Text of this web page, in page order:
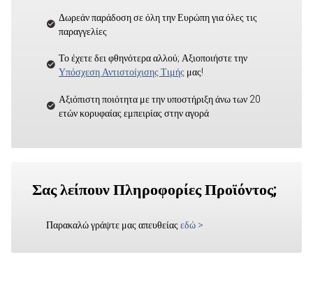
Δωρεάν παράδοση σε όλη την Ευρώπη για όλες τις
παραγγελίες
Το έχετε δει φθηνότερα αλλού; Αξιοποιήστε την
Υπόσχεση Αντιστοίχισης Τιμής μας!
Αξιόπιστη ποιότητα με την υποστήριξη άνω των 20
ετών κορυφαίας εμπειρίας στην αγορά
Σας λείπουν Πληροφορίες Προϊόντος;
Παρακαλώ γράψτε μας απευθείας εδώ >